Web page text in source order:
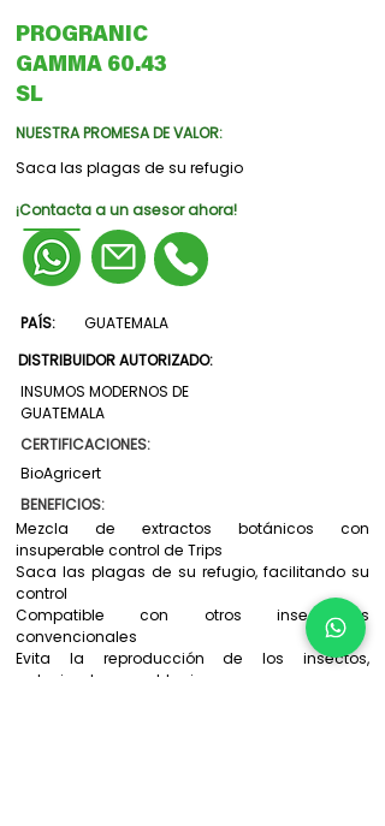
PROGRANIC
GAMMA 60.43
SL
NUESTRA PROMESA DE VALOR:
Saca las plagas de su refugio
¡Contacta a un asesor ahora!
PAÍS:
GUATEMALA
DISTRIBUIDOR AUTORIZADO:
INSUMOS MODERNOS DE
GUATEMALA
CERTIFICACIONES:
BioAgricert
BENEFICIOS:
Mezcla de extractos botánicos con
insuperable control de Trips
Saca las plagas de su refugio, facilitando su
control
Compatible con otros insecticidas
convencionales
Evita la reproducción de los insectos,
reduciendo sus poblaciones